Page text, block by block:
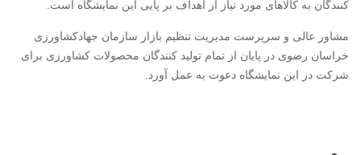
کنندگان به کالاهای مورد نیاز از اهداف بر پایی این نمایشگاه است.
مشاور عالی و سرپرست مدیریت تنظیم بازار سازمان جهادکشاورزی
خراسان رضوی در پایان از تمام تولید کنندگان محصولات کشاورزی برای
شرکت در این نمایشگاه دعوت به عمل آورد.